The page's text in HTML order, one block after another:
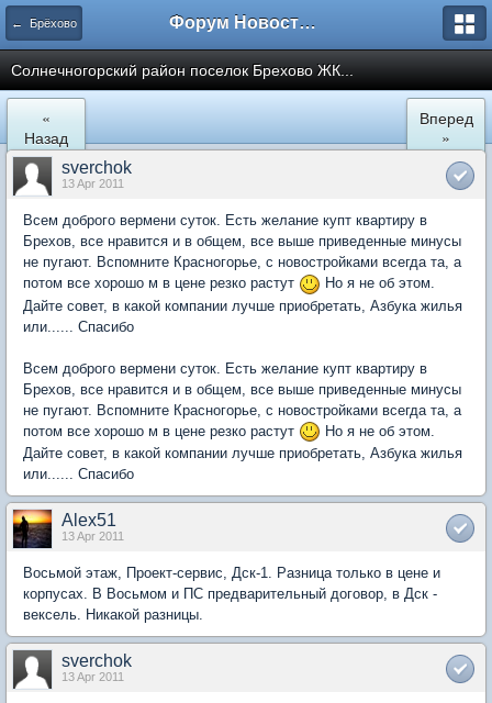
← Брёхово Форум Новостройки
Cолнечногорский район поселок Брехово ЖК...
«
Назад
Вперед
»
sverchok
13 Apr 2011
Всем доброго вермени суток. Есть желание купт квартиру в
Брехов, все нравится и в общем, все выше приведенные минусы
не пугают. Вспомните Красногорье, с новостройками всегда та, а
потом все хорошо м в цене резко растут
Но я не об этом.
Дайте совет, в какой компании лучше приобретать, Азбука жилья
или...... Спасибо
Всем доброго вермени суток. Есть желание купт квартиру в
Брехов, все нравится и в общем, все выше приведенные минусы
не пугают. Вспомните Красногорье, с новостройками всегда та, а
потом все хорошо м в цене резко растут
Но я не об этом.
Дайте совет, в какой компании лучше приобретать, Азбука жилья
или...... Спасибо
Alex51
13 Apr 2011
Восьмой этаж, Проект-сервис, Дск-1. Разница только в цене и
корпусах. В Восьмом и ПС предварительный договор, в Дск -
вексель. Никакой разницы.
sverchok
13 Apr 2011